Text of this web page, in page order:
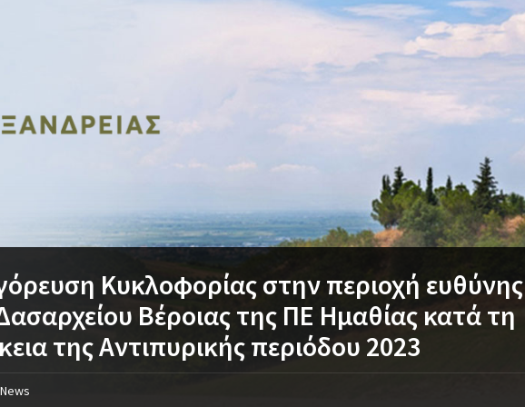
Κυκλοφορίας στην περιοχή ευθύνης
Βέροιας της ΠΕ Ημαθίας κατά τη
της Αντιπυρικής περιόδου 2023
News